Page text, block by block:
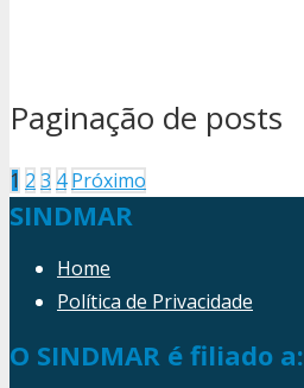
Paginação de posts
1 2 3 4 Próximo
SINDMAR
Home
Política de Privacidade
O SINDMAR é filiado a: